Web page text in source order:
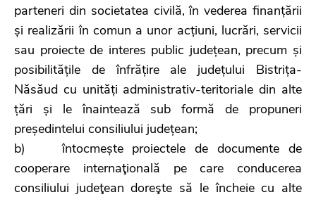
parteneri din societatea civilă, în vederea finanțării
și realizării în comun a unor acțiuni, lucrări, servicii
sau proiecte de interes public județean, precum și
posibilitățile de înfrățire ale județului Bistrița-
Năsăud cu unități administrativ-teritoriale din alte
țări și le înaintează sub formă de propuneri
președintelui consiliului județean;
b) întocmește proiectele de documente de
cooperare internaţională pe care conducerea
consiliului judeţean doreşte să le încheie cu alte